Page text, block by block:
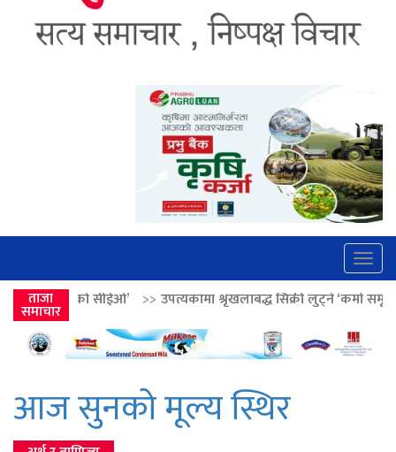
ताजा
समाचार
>> उपत्यकामा श्रृंखलाबद्ध सिक्री लुट्ने ‘कर्मा समूह’का नाइकेसहित पाँच
आज सुनको मूल्य स्थिर